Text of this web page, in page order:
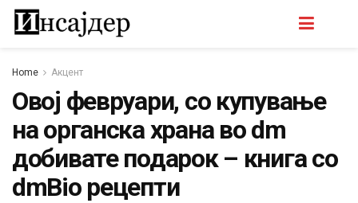
Home Акцент
Овој февруари, со купување
на органска храна во dm
добивате подарок – книга со
dmBio рецепти